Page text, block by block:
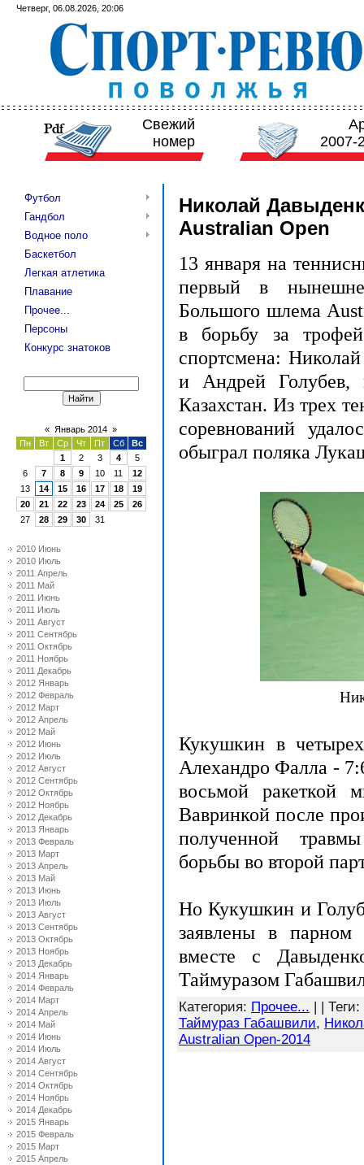
Четверг, 06.08.2026, 20:06
Свежий
номер
2007-
Футбол
Гандбол
Водное поло
Баскетбол
Легкая атлетика
Плавание
Прочее...
Персоны
Конкурс знатоков
« Январь 2014 »
Пн
Вт Ср Чт Пт Сб
Вс
1
2 3 4
5
6
7 8 9 10 11
12
13
14 15 16 17 18
19
20
21 22 23 24 25
26
27
28 29 30 31
2010 Июнь
2010 Июль
2011 Апрель
2011 Май
2011 Июнь
2011 Июль
2011 Август
2011 Сентябрь
2011 Октябрь
2011 Ноябрь
2011 Декабрь
2012 Январь
2012 Февраль
2012 Март
2012 Апрель
2012 Май
2012 Июнь
2012 Июль
2012 Август
2012 Сентябрь
2012 Октябрь
2012 Ноябрь
2012 Декабрь
2013 Январь
2013 Февраль
2013 Март
2013 Апрель
2013 Май
2013 Июнь
2013 Июль
2013 Август
2013 Сентябрь
2013 Октябрь
2013 Ноябрь
2013 Декабрь
2014 Январь
2014 Февраль
2014 Март
2014 Апрель
2014 Май
2014 Июнь
2014 Июль
2014 Август
2014 Сентябрь
2014 Октябрь
2014 Ноябрь
2014 Декабрь
2015 Январь
2015 Февраль
2015 Март
2015 Апрель
Николай
Australian Open
13 января на
первый в
Большого шлема
в борьбу за
спортсмена:
и Андрей Голубев,
Казахстан. Из трех
соревнований
обыграл поляка
Кукушкин в
Алехандро Фалла -
восьмой ракеткой
Вавринкой после
полученной
борьбы во второй
Но Кукушкин и
заявлены в парном
вместе с
Таймуразом
Категория: Прочее... | | Теги:
Таймураз Габашвили,
Australian Open-2014